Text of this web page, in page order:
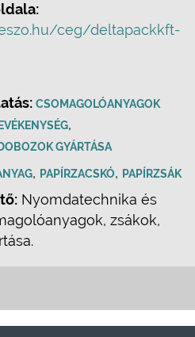
ceg/deltapackkft-
CSOMAGOLÓANYAGOK
,
GYÁRTÁSA
, PAPÍRZACSKÓ, PAPÍRZSÁK
Nyomdatechnika és
zsákok,